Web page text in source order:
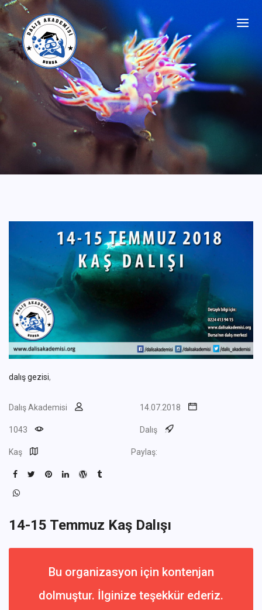
dalış gezisi,
Dalış Akademisi 14.07.2018
1043 Dalış
Kaş Paylaş:
14-15 Temmuz Kaş Dalışı
Bu organizasyon için kontenjan
dolmuştur. İlginize teşekkür ederiz.